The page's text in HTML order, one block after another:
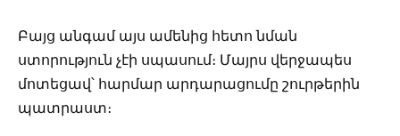
Բայց անգամ այս ամենից հետո նման
ստորություն չէի սպասում։ Մայրս վերջապես
մոտեցավ՝ հարմար արդարացումը շուրթերին
պատրաստ։